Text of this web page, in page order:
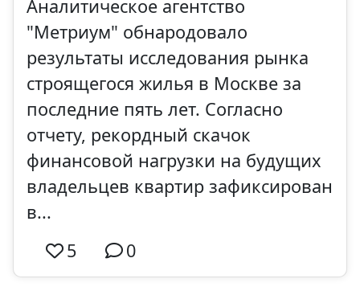
Аналитическое агентство
"Метриум" обнародовало
результаты исследования рынка
строящегося жилья в Москве за
последние пять лет. Согласно
отчету, рекордный скачок
финансовой нагрузки на будущих
владельцев квартир зафиксирован
в...
5
0